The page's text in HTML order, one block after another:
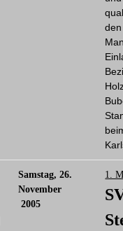
Samstag, 26.
November
2005
1.